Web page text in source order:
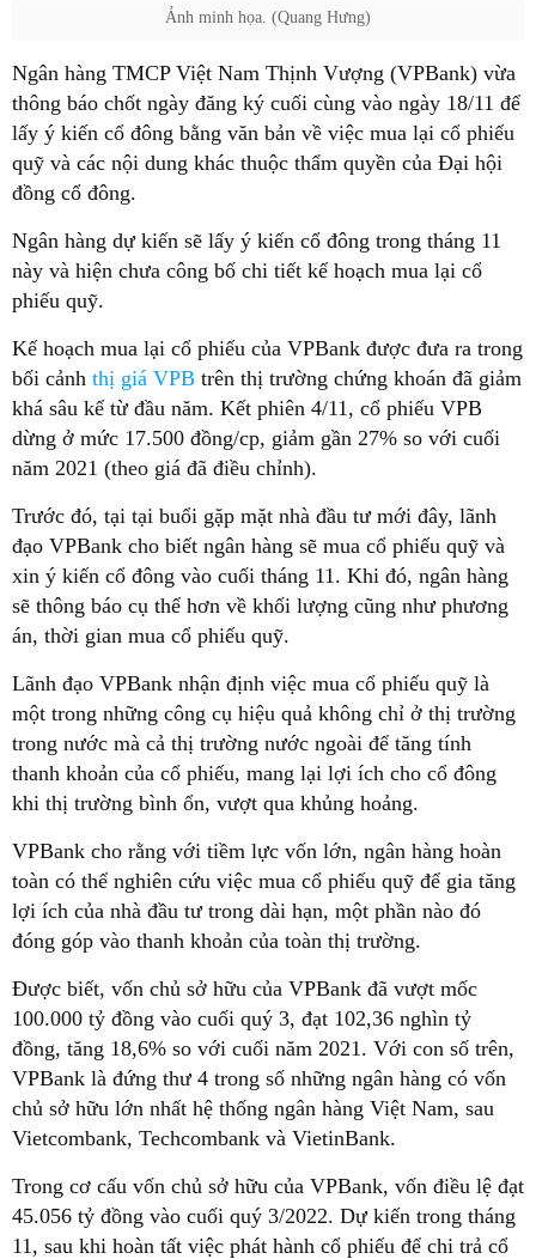
Ảnh minh họa. (Quang Hưng)
Ngân hàng TMCP Việt Nam Thịnh Vượng (VPBank) vừa
thông báo chốt ngày đăng ký cuối cùng vào ngày 18/11 để
lấy ý kiến cổ đông bằng văn bản về việc mua lại cổ phiếu
quỹ và các nội dung khác thuộc thẩm quyền của Đại hội
đồng cổ đông.
Ngân hàng dự kiến sẽ lấy ý kiến cổ đông trong tháng 11
này và hiện chưa công bố chi tiết kế hoạch mua lại cổ
phiếu quỹ.
Kế hoạch mua lại cổ phiếu của VPBank được đưa ra trong
bối cảnh thị giá VPB trên thị trường chứng khoán đã giảm
khá sâu kể từ đầu năm. Kết phiên 4/11, cổ phiếu VPB
dừng ở mức 17.500 đồng/cp, giảm gần 27% so với cuối
năm 2021 (theo giá đã điều chỉnh).
Trước đó, tại tại buổi gặp mặt nhà đầu tư mới đây, lãnh
đạo VPBank cho biết ngân hàng sẽ mua cổ phiếu quỹ và
xin ý kiến cổ đông vào cuối tháng 11. Khi đó, ngân hàng
sẽ thông báo cụ thể hơn về khối lượng cũng như phương
án, thời gian mua cổ phiếu quỹ.
Lãnh đạo VPBank nhận định việc mua cổ phiếu quỹ là
một trong những công cụ hiệu quả không chỉ ở thị trường
trong nước mà cả thị trường nước ngoài để tăng tính
thanh khoản của cổ phiếu, mang lại lợi ích cho cổ đông
khi thị trường bình ổn, vượt qua khủng hoảng.
VPBank cho rằng với tiềm lực vốn lớn, ngân hàng hoàn
toàn có thể nghiên cứu việc mua cổ phiếu quỹ để gia tăng
lợi ích của nhà đầu tư trong dài hạn, một phần nào đó
đóng góp vào thanh khoản của toàn thị trường.
Được biết, vốn chủ sở hữu của VPBank đã vượt mốc
100.000 tỷ đồng vào cuối quý 3, đạt 102,36 nghìn tỷ
đồng, tăng 18,6% so với cuối năm 2021. Với con số trên,
VPBank là đứng thư 4 trong số những ngân hàng có vốn
chủ sở hữu lớn nhất hệ thống ngân hàng Việt Nam, sau
Vietcombank, Techcombank và VietinBank.
Trong cơ cấu vốn chủ sở hữu của VPBank, vốn điều lệ đạt
45.056 tỷ đồng vào cuối quý 3/2022. Dự kiến trong tháng
11, sau khi hoàn tất việc phát hành cổ phiếu để chi trả cổ